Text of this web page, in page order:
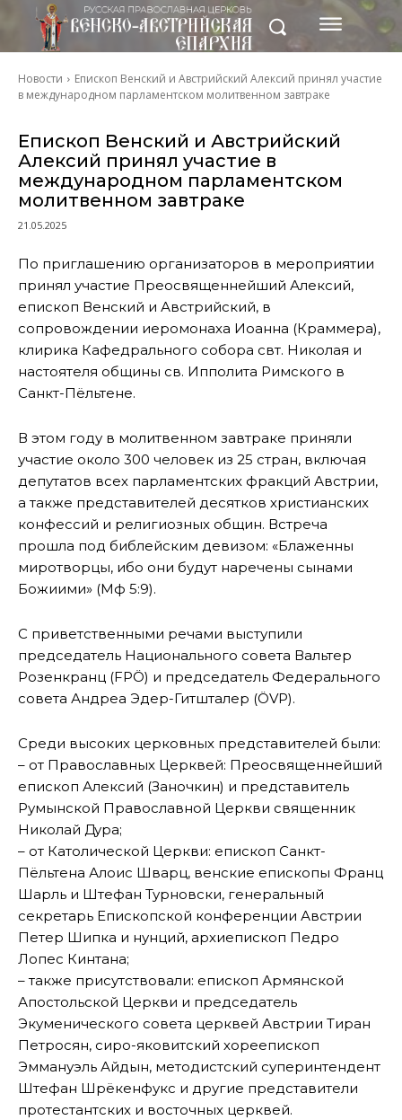
Новости
Епископ Венский и Австрийский Алексий принял участие
в международном парламентском молитвенном завтраке
Епископ Венский и Австрийский
Алексий принял участие в
международном парламентском
молитвенном завтраке
21.05.2025
По приглашению организаторов в мероприятии
принял участие Преосвященнейший Алексий,
епископ Венский и Австрийский, в
сопровождении иеромонаха Иоанна (Краммера),
клирика Кафедрального собора свт. Николая и
настоятеля общины св. Ипполита Римского в
Санкт-Пёльтене.
В этом году в молитвенном завтраке приняли
участие около 300 человек из 25 стран, включая
депутатов всех парламентских фракций Австрии,
а также представителей десятков христианских
конфессий и религиозных общин. Встреча
прошла под библейским девизом: «Блаженны
миротворцы, ибо они будут наречены сынами
Божиими» (Мф 5:9).
С приветственными речами выступили
председатель Национального совета Вальтер
Розенкранц (FPÖ) и председатель Федерального
совета Андреа Эдер-Гитшталер (ÖVP).
Среди высоких церковных представителей были:
– от Православных Церквей: Преосвященнейший
епископ Алексий (Заночкин) и представитель
Румынской Православной Церкви священник
Николай Дура;
– от Католической Церкви: епископ Санкт-
Пёльтена Алоис Шварц, венские епископы Франц
Шарль и Штефан Турновски, генеральный
секретарь Епископской конференции Австрии
Петер Шипка и нунций, архиепископ Педро
Лопес Кинтана;
– также присутствовали: епископ Армянской
Апостольской Церкви и председатель
Экуменического совета церквей Австрии Тиран
Петросян, сиро-яковитский хореепископ
Эммануэль Айдын, методистский суперинтендент
Штефан Шрёкенфукс и другие представители
протестантских и восточных церквей.